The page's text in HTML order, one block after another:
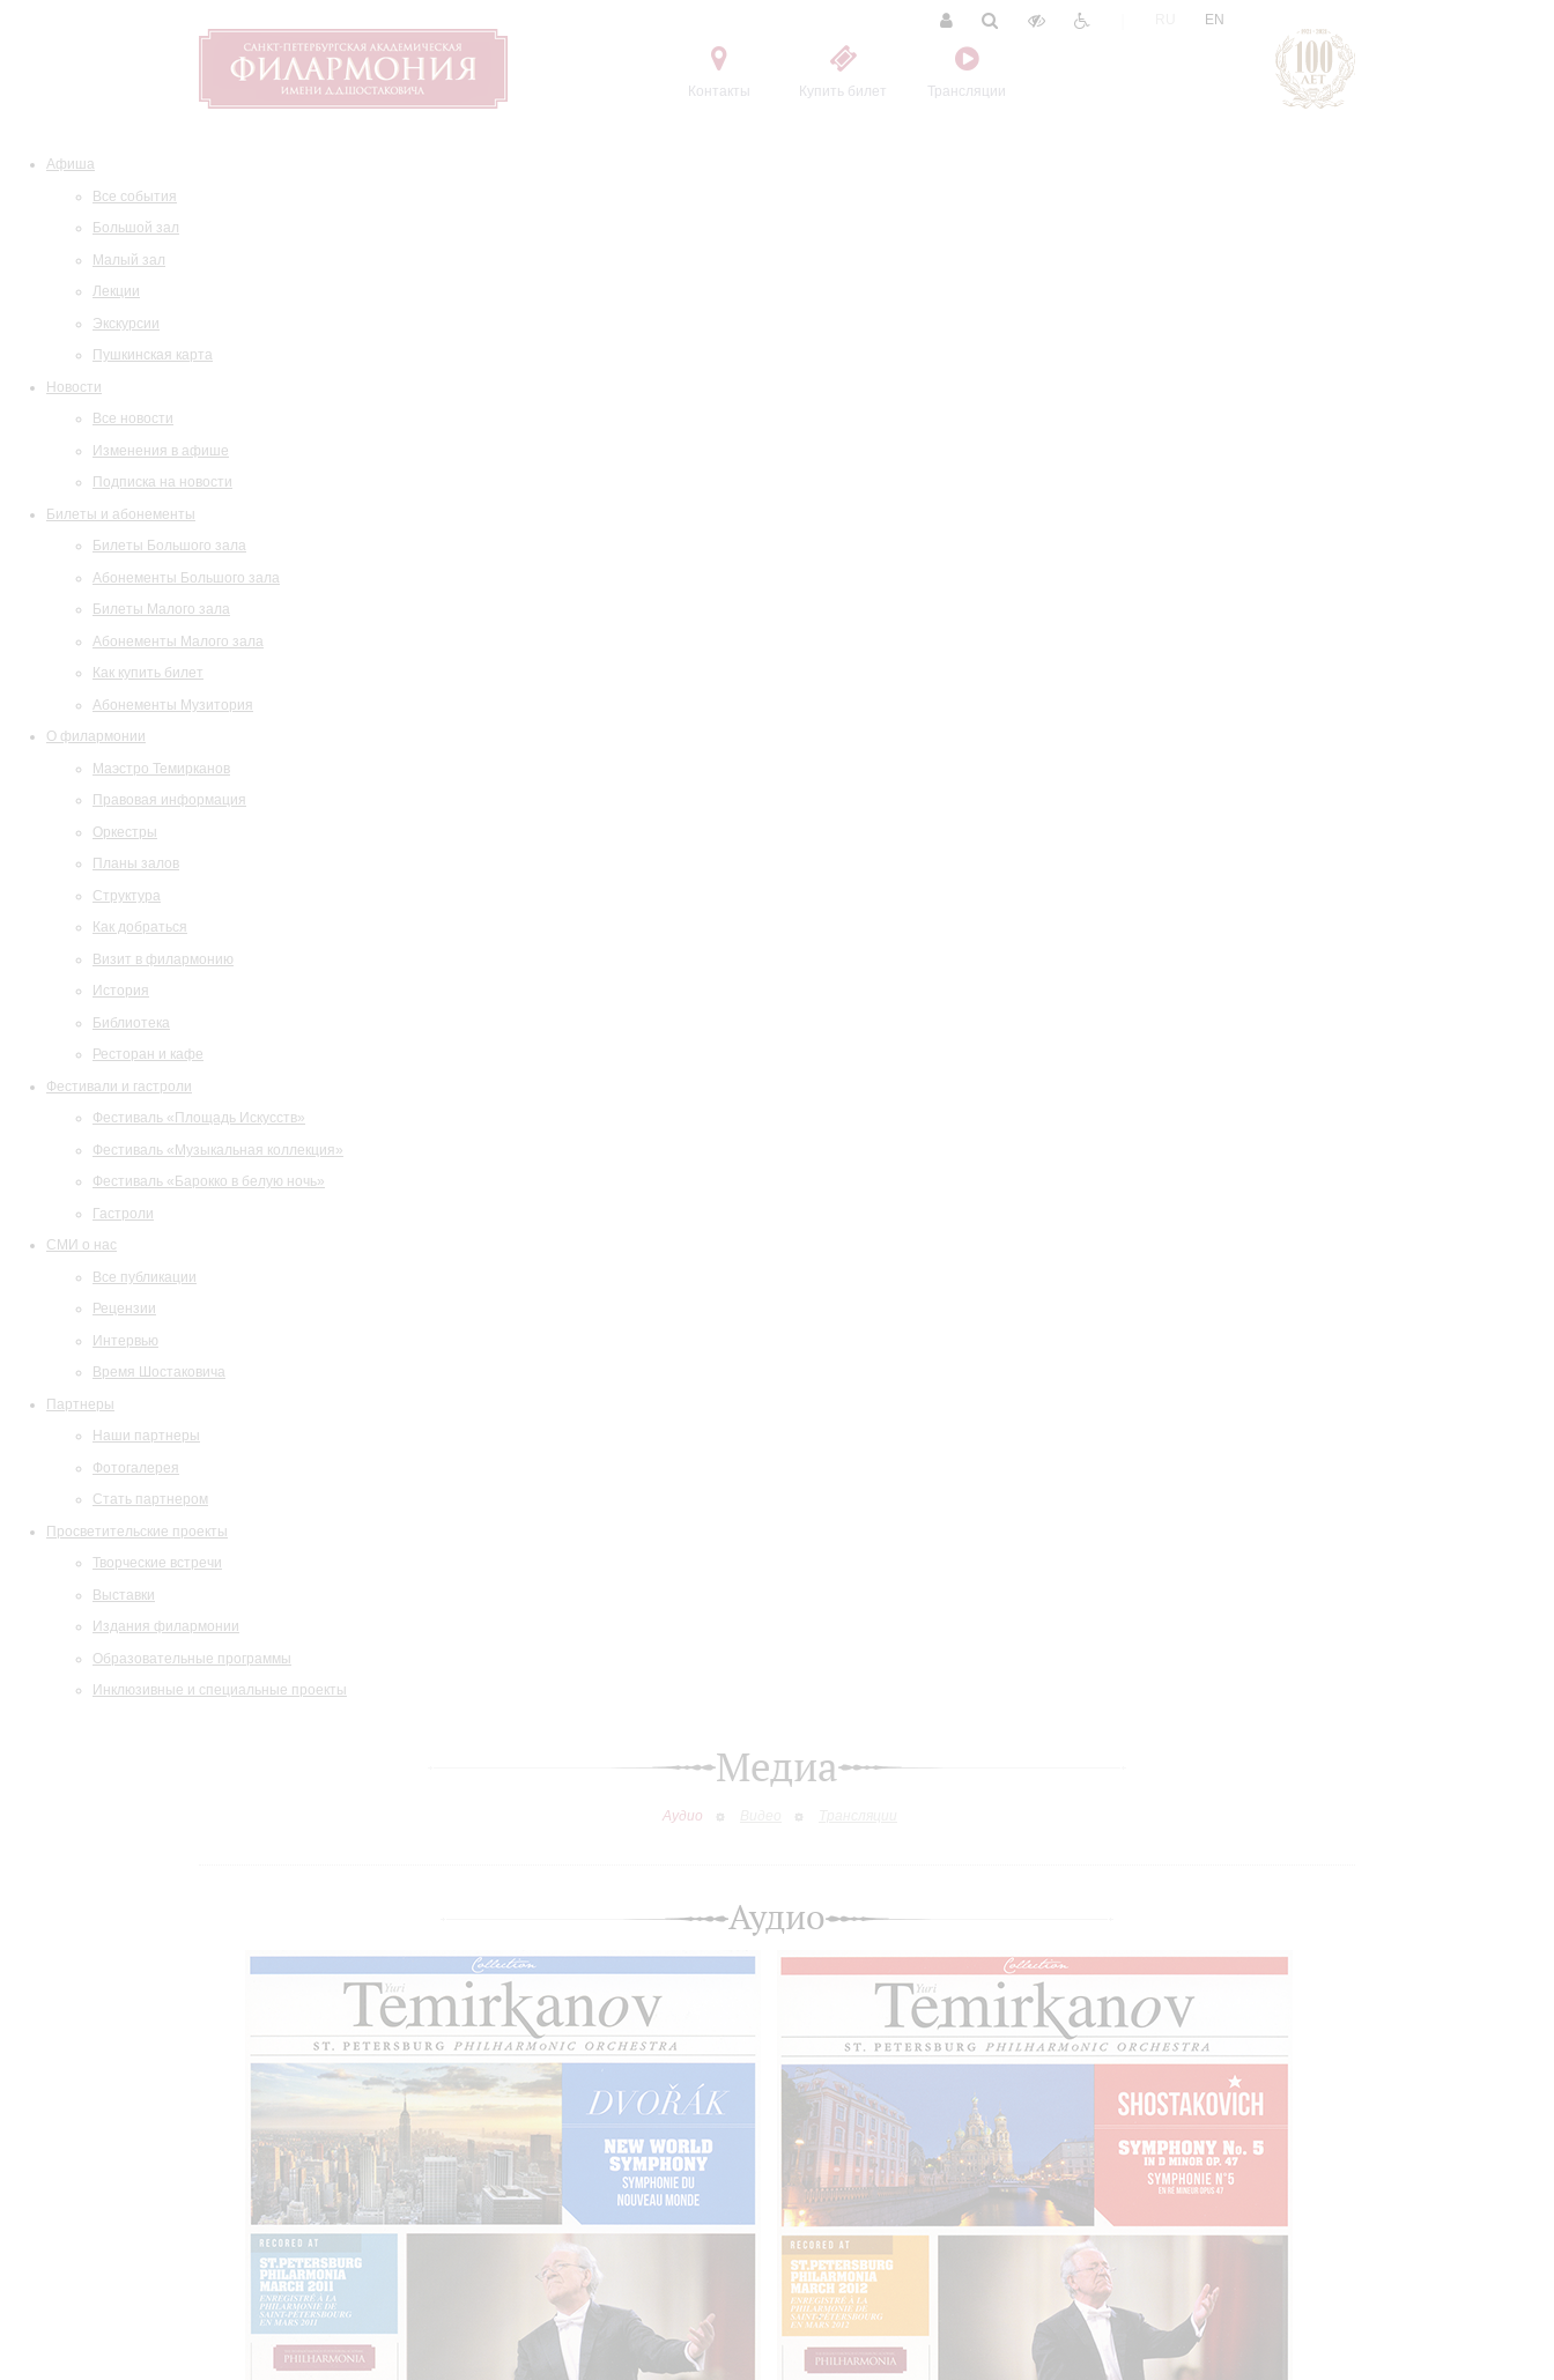
Контакты Купить билет Трансляции
EN
Афиша
Все события
Большой зал
Малый зал
Лекции
Экскурсии
Пушкинская карта
Новости
Все новости
Изменения в афише
Подписка на новости
Билеты и абонементы
Билеты Большого зала
Абонементы Большого зала
Билеты Малого зала
Абонементы Малого зала
Как купить билет
Абонементы Музитория
О филармонии
Маэстро Темирканов
Правовая информация
Оркестры
Планы залов
Структура
Как добраться
Визит в филармонию
История
Библиотека
Ресторан и кафе
Фестивали и гастроли
Фестиваль «Площадь Искусств»
Фестиваль «Музыкальная коллекция»
Фестиваль «Барокко в белую ночь»
Гастроли
СМИ о нас
Все публикации
Рецензии
Интервью
Время Шостаковича
Партнеры
Наши партнеры
Фотогалерея
Стать партнером
Просветительские проекты
Творческие встречи
Выставки
Издания филармонии
Образовательные программы
Инклюзивные и специальные проекты
Медиа
Аудио
Аудио